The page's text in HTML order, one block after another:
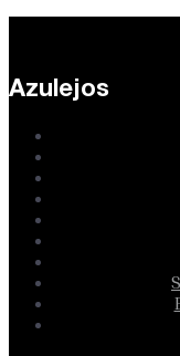
Azulejos